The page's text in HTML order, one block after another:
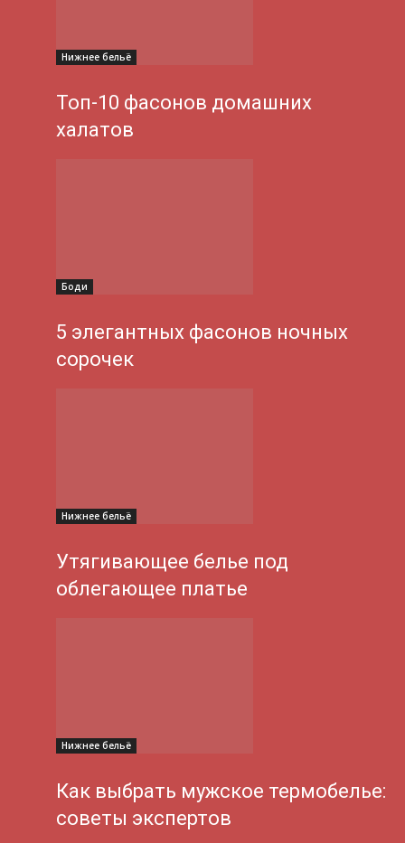
Нижнее бельё
Топ-10 фасонов домашних
халатов
Боди
5 элегантных фасонов ночных
сорочек
Нижнее бельё
Утягивающее белье под
облегающее платье
Нижнее бельё
Как выбрать мужское термобелье:
советы экспертов